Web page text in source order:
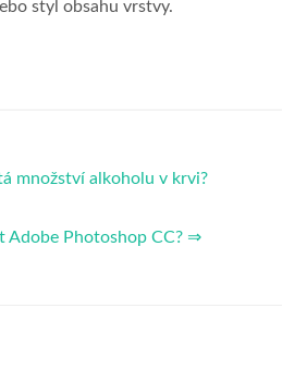
styl obsahu vrstvy.
množství alkoholu v krvi?
Adobe Photoshop CC? ⇒